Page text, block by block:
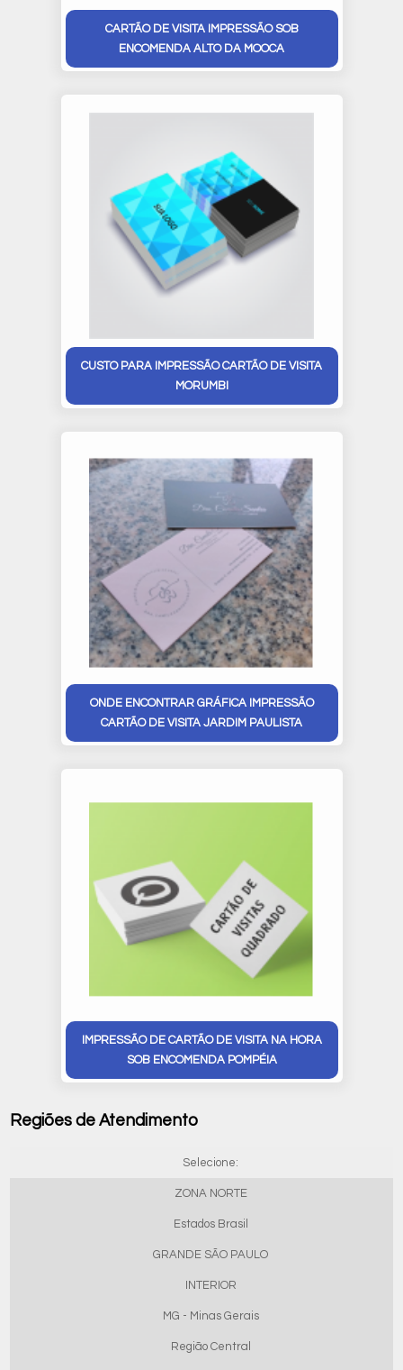
CARTÃO DE VISITA IMPRESSÃO SOB
ENCOMENDA ALTO DA MOOCA
CUSTO PARA IMPRESSÃO CARTÃO DE VISITA
MORUMBI
ONDE ENCONTRAR GRÁFICA IMPRESSÃO
CARTÃO DE VISITA JARDIM PAULISTA
IMPRESSÃO DE CARTÃO DE VISITA NA HORA
SOB ENCOMENDA POMPÉIA
Regiões de Atendimento
Selecione:
ZONA NORTE
Estados Brasil
GRANDE SÃO PAULO
INTERIOR
MG - Minas Gerais
Região Central